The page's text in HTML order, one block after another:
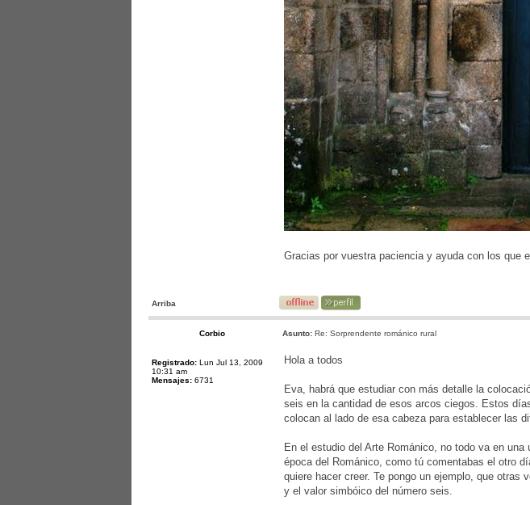
Gracias por vuestra paciencia y ayuda con los que
Arriba
Corbio Asunto: Re: Sorprendente románico rural
Registrado: Lun Jul 13, 2009
10:31 am
Mensajes: 6731
Hola a todos
Eva, habrá que estudiar con más detalle la
seis en la cantidad de esos arcos ciegos. Estos
colocan al lado de esa cabeza para establecer las
En el estudio del Arte Románico, no todo va en
época del Románico, como tú comentabas el otro
quiere hacer creer. Te pongo un ejemplo, que
y el valor simbóico del número seis.